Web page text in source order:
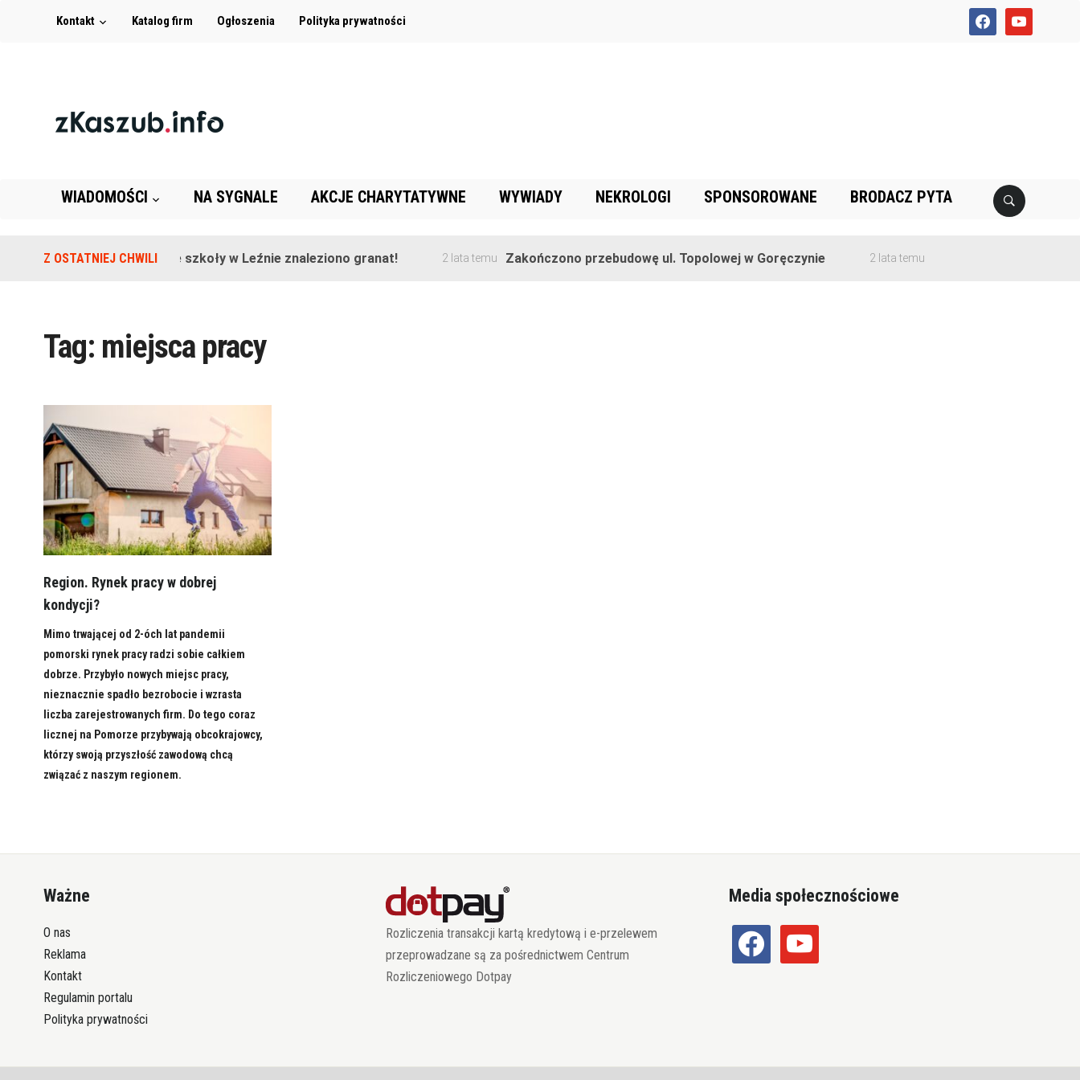
facebookyoutube
Kontakt Katalog firm Ogłoszenia Polityka prywatności
WIADOMOŚCI NA SYGNALE AKCJE CHARYTATYWNE WYWIADY NEKROLOGI SPONSOROWANE BRODACZ PYTA
Z OSTATNIEJ CHWILINa terenie szkoły w Leźnie znaleziono granat! 2 lata temu Zakończono przebudowę ul. Topolowej w Goręczynie 2 lata temu
Tag: miejsca pracy
Region. Rynek pracy w dobrej
kondycji?
Mimo trwającej od 2-óch lat pandemii
pomorski rynek pracy radzi sobie całkiem
dobrze. Przybyło nowych miejsc pracy,
nieznacznie spadło bezrobocie i wzrasta
liczba zarejestrowanych firm. Do tego coraz
licznej na Pomorze przybywają obcokrajowcy,
którzy swoją przyszłość zawodową chcą
związać z naszym regionem.
Ważne
O nas
Reklama
Kontakt
Regulamin portalu
Polityka prywatności
Rozliczenia transakcji kartą kredytową i e-przelewem
przeprowadzane są za pośrednictwem Centrum
Rozliczeniowego Dotpay
Media społecznościowe
facebook youtube